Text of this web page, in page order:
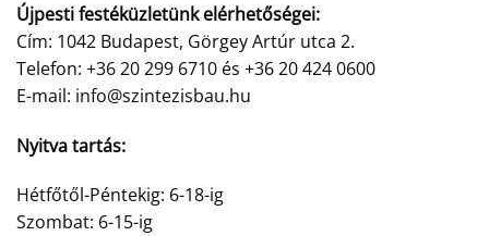
Újpesti festéküzletünk elérhetőségei:
Cím: 1042 Budapest, Görgey Artúr utca 2.
Telefon: +36 20 299 6710 és +36 20 424 0600
E-mail: info@szintezisbau.hu
Nyitva tartás:
Hétfőtől-Péntekig: 6-18-ig
Szombat: 6-15-ig